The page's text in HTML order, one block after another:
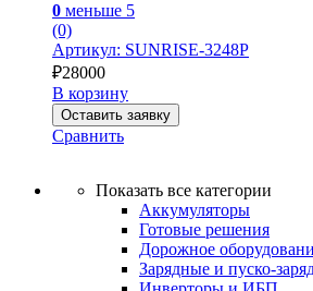
0 меньше 5
(0)
Артикул: SUNRISE-3248P
₽28000
В корзину
Оставить заявку
Сравнить
Показать все категории
Аккумуляторы
Готовые решения
Дорожное
Зарядные и пуско-